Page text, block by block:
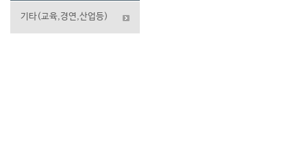
기타(교육,경연,산업등)